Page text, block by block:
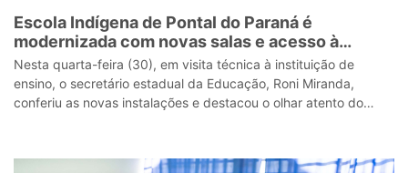
Escola Indígena de Pontal do Paraná é
modernizada com novas salas e acesso à
Internet via satélite
Nesta quarta-feira (30), em visita técnica à instituição de
ensino, o secretário estadual da Educação, Roni Miranda,
conferiu as novas instalações e destacou o olhar atento do